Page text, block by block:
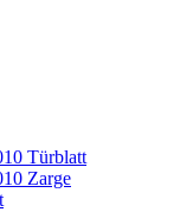
Türblatt
Zarge